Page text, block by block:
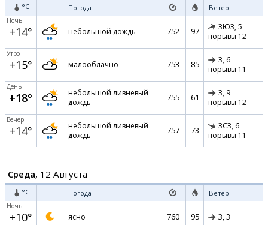
°C Погода Ветер
Ночь
+14° небольшой дождь 752 97 ЗЮЗ, 5
порывы 12
Утро
+15° малооблачно 753 85 З, 6
порывы 11
День
+18°
небольшой ливневый
дождь
755 61 З, 9
порывы 12
Вечер
+14°
небольшой ливневый
дождь
757 73 ЗСЗ, 6
порывы 11
Среда, 12 Августа
°C Погода Ветер
Ночь
+10° ясно 760 95 З, 3